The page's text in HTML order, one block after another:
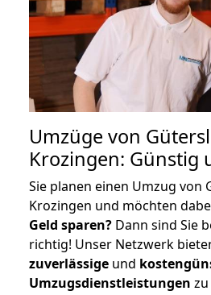
Umzüge von
Krozingen: Günstig
Sie planen einen Umzug von
Krozingen und möchten
Geld sparen? Dann sind Sie
richtig! Unser Netzwerk
zuverlässige und
Umzugsdienstleistungen